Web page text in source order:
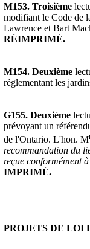
M153. Troisième
modifiant le Code de
Lawrence et Bart
RÉIMPRIMÉ.
M154. Deuxième
réglementant les
G155. Deuxième
prévoyant un
de l'Ontario. L'hon. M
recommandation du
reçue conformément
IMPRIMÉ.
PROJETS DE LOI